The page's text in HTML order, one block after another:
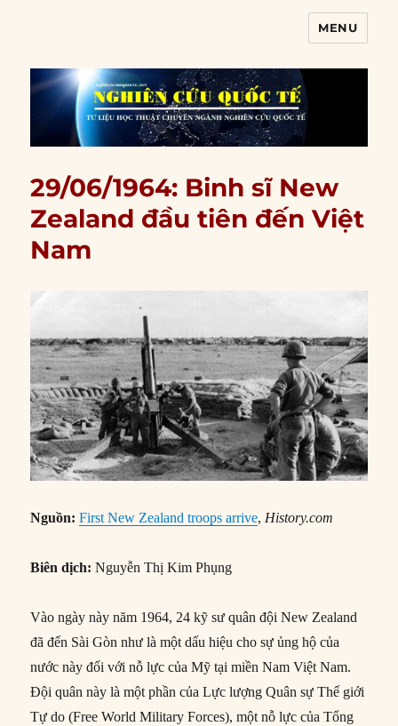
MENU
29/06/1964: Binh sĩ New
Zealand đầu tiên đến Việt
Nam
Nguồn: First New Zealand troops arrive, History.com
Biên dịch: Nguyễn Thị Kim Phụng
Vào ngày này năm 1964, 24 kỹ sư quân đội New Zealand
đã đến Sài Gòn như là một dấu hiệu cho sự ủng hộ của
nước này đối với nỗ lực của Mỹ tại miền Nam Việt Nam.
Đội quân này là một phần của Lực lượng Quân sự Thế giới
Tự do (Free World Military Forces), một nỗ lực của Tổng